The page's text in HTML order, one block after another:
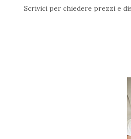
Scrivici per chiedere prezzi e